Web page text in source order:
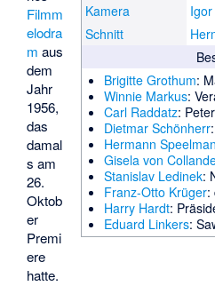
Kamera
Schnitt
Brigitte Grothum:
Winnie Markus:
Carl Raddatz:
Dietmar Schönherr
Hermann
Gisela von
Stanislav Ledinek:
Franz-Otto Krüger:
Harry Hardt:
Eduard Linkers:
Filmm
elodra
m aus
dem
Jahr
1956,
das
damal
s am
26.
Oktob
er
Premi
ere
hatte.